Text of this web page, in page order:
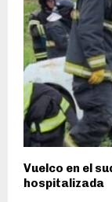
Vuelco en el
hospitalizada